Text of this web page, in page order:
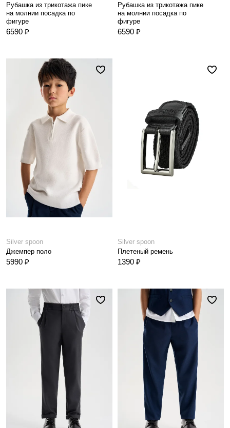
Рубашка из трикотажа пике
на молнии посадка по
фигуре
6590 ₽
Рубашка из трикотажа пике
на молнии посадка по
фигуре
6590 ₽
Silver spoon
Джемпер поло
5990 ₽
Silver spoon
Плетеный ремень
1390 ₽